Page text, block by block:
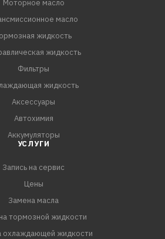
Моторное масло
масло
жидкость
жидкость
Фильтры
жидкость
Аксессуары
Автохимия
Аккумуляторы
УСЛУГИ
Запись на сервис
Цены
Замена масла
тормозной жидкости
охлаждающей жидкости